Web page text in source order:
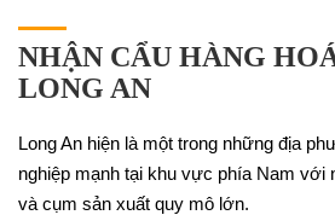
NHẬN CẨU HÀNG
LONG AN
Long An hiện là một trong những địa
nghiệp mạnh tại khu vực phía Nam với
và cụm sản xuất quy mô lớn.